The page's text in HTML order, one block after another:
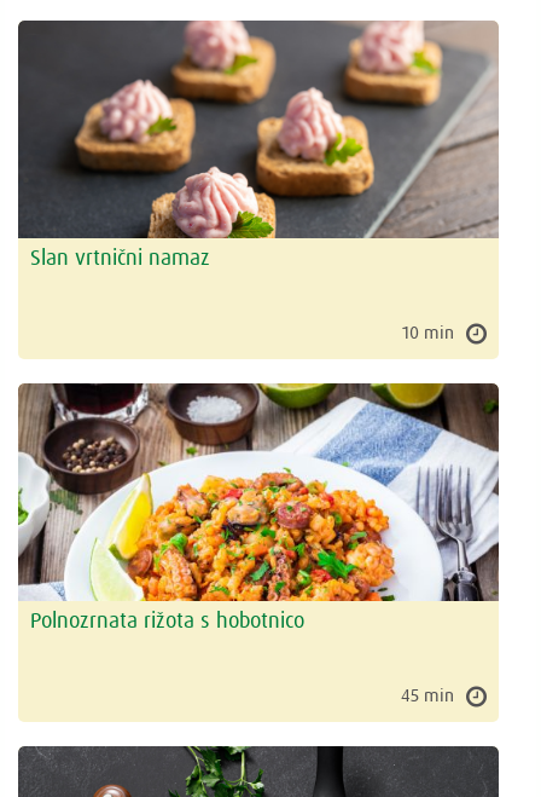
Slan vrtnični namaz
10 min
Polnozrnata rižota s hobotnico
45 min